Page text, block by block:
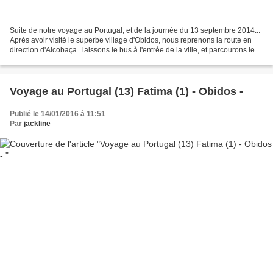
Suite de notre voyage au Portugal, et de la journée du 13 septembre 2014...
Après avoir visité le superbe village d'Obidos, nous reprenons la route en
direction d'Alcobaça.. laissons le bus à l'entrée de la ville, et parcourons les
Voyage au Portugal (13) Fatima (1) - Obidos -
Publié le 14/01/2016 à 11:51
Par jackline